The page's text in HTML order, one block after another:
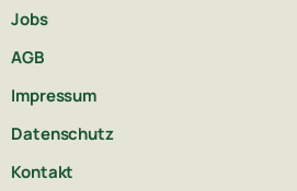
Jobs
AGB
Impressum
Datenschutz
Kontakt